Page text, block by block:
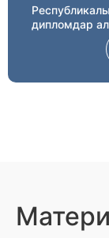
дипломдар